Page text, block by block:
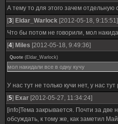
А тему то для этого зачем отдельную
[3] Eldar_Warlock [2012-05-18, 9:15:51]
Что бы потом не говорили, мол
[4] Miles [2012-05-18, 9:49:36]
Quote (Eldar_Warlock)
мол накидали все в одну кучу
У нас тут не только кучи нет, у нас
[5] Exar [2012-05-27, 11:34:24]
[info]Тема закрывается. Почти за
обсуждать, к тому же, как заметил